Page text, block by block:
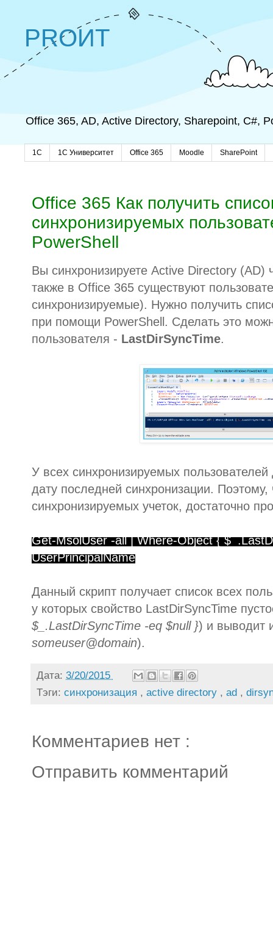
PROИТ
Office 365, AD, Active Directory, Sharepoint, C#,
1C 1С Университет Office 365 Moodle SharePoint
Office 365 Как получить
синхронизируемых
PowerShell
Вы синхронизируете Active Directory (AD)
также в Office 365 существуют
синхронизируемые). Нужно получить
при помощи PowerShell. Сделать это
пользователя - LastDirSyncTime.
У всех синхронизируемых
дату последней синхронизации. Поэтому,
синхронизируемых учеток, достаточно
Get-MsolUser -all | Where-Object {
UserPrincipalName
Данный скрипт получает список всех
у которых свойство LastDirSyncTime
$_.LastDirSyncTime -eq $null }) и выводит
someuser@domain).
Дата: 3/20/2015
Тэги: синхронизация , active directory , ad ,
Комментариев нет :
Отправить комментарий